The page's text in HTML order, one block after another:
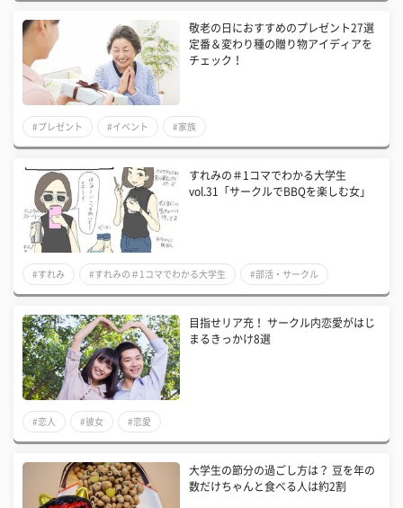
敬老の日におすすめのプレゼント27選
定番＆変わり種の贈り物アイディアを
チェック！
#プレゼント #イベント #家族
すれみの＃1コマでわかる大学生
vol.31「サークルでBBQを楽しむ女」
#すれみ #すれみの＃1コマでわかる大学生 #部活・サークル
目指せリア充！ サークル内恋愛がはじ
まるきっかけ8選
#恋人 #彼女 #恋愛
大学生の節分の過ごし方は？ 豆を年の
数だけちゃんと食べる人は約2割